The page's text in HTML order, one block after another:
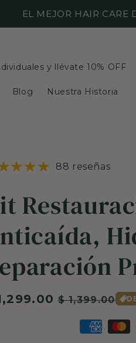
MEJOR HAIR CARE DE
y llévate 10% OFF
Blog Nuestra Historia
88 reseñas
Precio
oferta
$ 1,399.00